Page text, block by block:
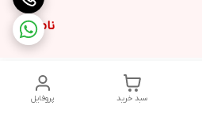
ناموجود
پروفایل سبد خرید